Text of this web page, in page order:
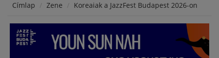
Címlap Zene Koreaiak a JazzFest Budapest 2026-on